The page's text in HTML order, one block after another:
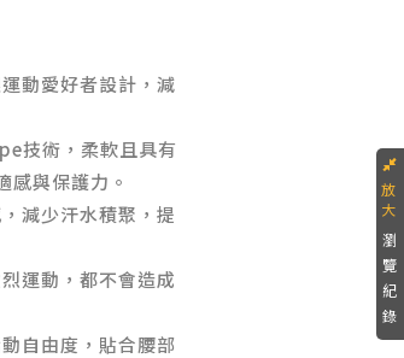
動愛好者設計，減
技術，柔軟且具有
感與保護力。
減少汗水積聚，提
運動，都不會造成
自由度，貼合腰部
瀏
覽
紀
錄